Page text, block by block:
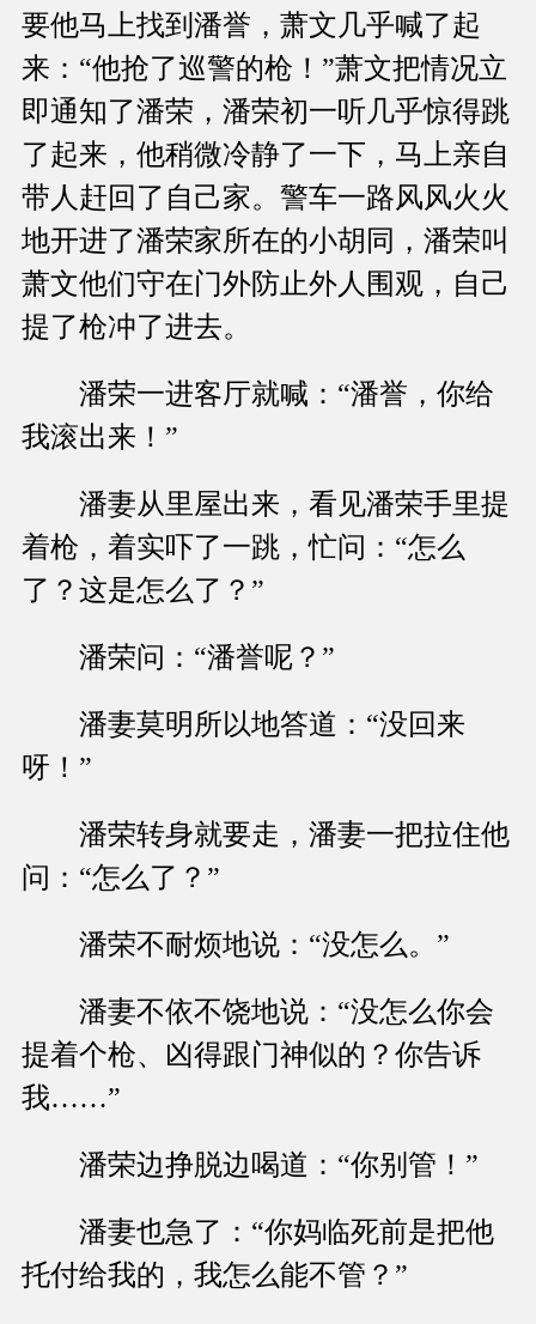
要他马上找到潘誉，萧文几乎喊了起
来：“他抢了巡警的枪！”萧文把情况立
即通知了潘荣，潘荣初一听几乎惊得跳
了起来，他稍微冷静了一下，马上亲自
带人赶回了自己家。警车一路风风火火
地开进了潘荣家所在的小胡同，潘荣叫
萧文他们守在门外防止外人围观，自己
提了枪冲了进去。
潘荣一进客厅就喊：“潘誉，你给
我滚出来！”
潘妻从里屋出来，看见潘荣手里提
着枪，着实吓了一跳，忙问：“怎么
了？这是怎么了？”
潘荣问：“潘誉呢？”
潘妻莫明所以地答道：“没回来
呀！”
潘荣转身就要走，潘妻一把拉住他
问：“怎么了？”
潘荣不耐烦地说：“没怎么。”
潘妻不依不饶地说：“没怎么你会
提着个枪、凶得跟门神似的？你告诉
我……”
潘荣边挣脱边喝道：“你别管！”
潘妻也急了：“你妈临死前是把他
托付给我的，我怎么能不管？”